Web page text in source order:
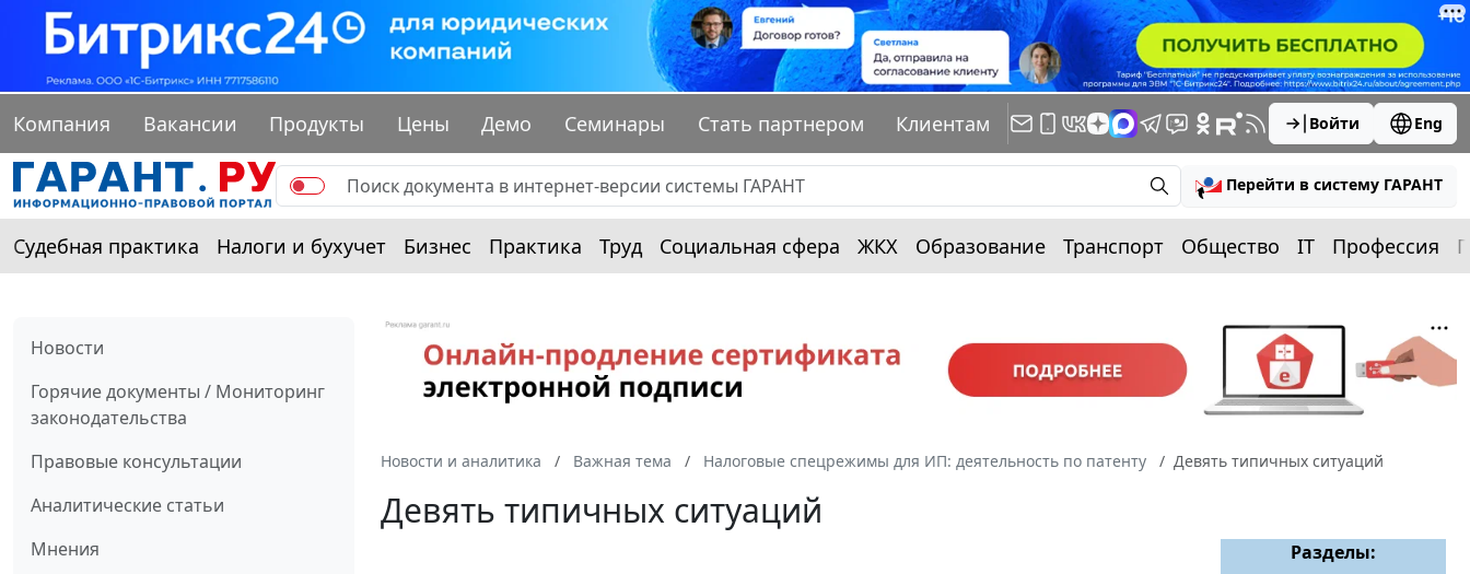
Компания Вакансии Продукты Цены Демо Семинары Стать партнером Клиентам Войти Eng
Перейти в систему ГАРАНТ
Судебная практика Налоги и бухучет Бизнес Практика Труд Социальная сфера ЖКХ Образование Транспорт Общество IT Профессия
Новости
Горячие документы / Мониторинг
законодательства
Правовые консультации
Аналитические статьи
Мнения
Новости и аналитика Важная тема Налоговые спецрежимы для ИП: деятельность по патенту Девять типичных ситуаций
Девять типичных ситуаций
Разделы: